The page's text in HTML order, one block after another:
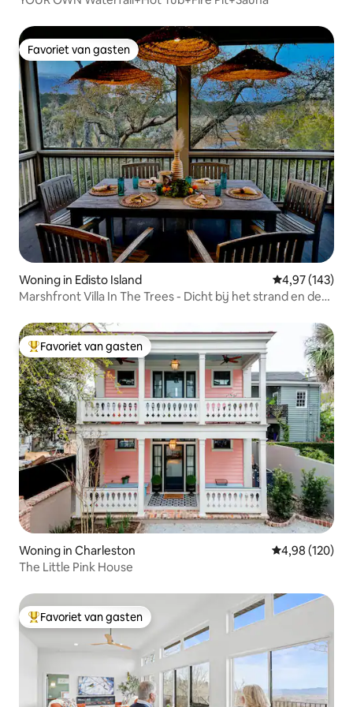
Favoriet van gasten
Favoriet van gasten
Woning in Edisto Island Gemiddelde
4,97 (143)
Marshfront Villa In The Trees - Dicht bij het strand en de
Topfavoriet van gasten
Favoriet van gasten
Woning in Charleston Gemiddelde
4,98 (120)
The Little Pink House
Topfavoriet van gasten
Favoriet van gasten